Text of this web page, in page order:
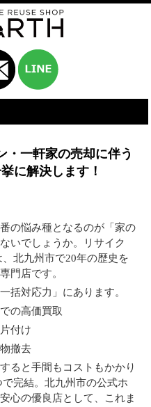
に解決します！
の悩み種となるのが「家の
いでしょうか。リサイク
北九州市で20年の歴史を
門店です。
括対応力」にあります。
の高価買取
付け
撤去
ると手間もコストもかかり
完結。北九州市の公式ホ
心の優良店として、これま